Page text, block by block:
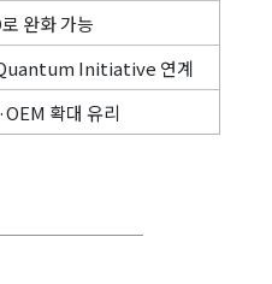
완화 가능
Initiative 연계
확대 유리